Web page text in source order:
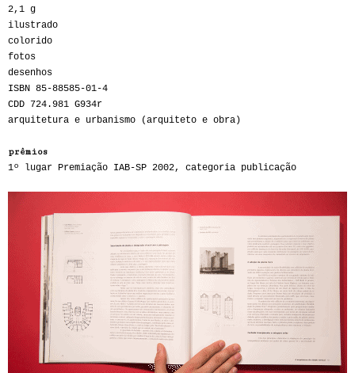
2,1 g
ilustrado
colorido
fotos
desenhos
ISBN 85-88585-01-4
CDD 724.981 G934r
arquitetura e urbanismo (arquiteto e obra)
prêmios
1º lugar Premiação IAB-SP 2002, categoria publicação